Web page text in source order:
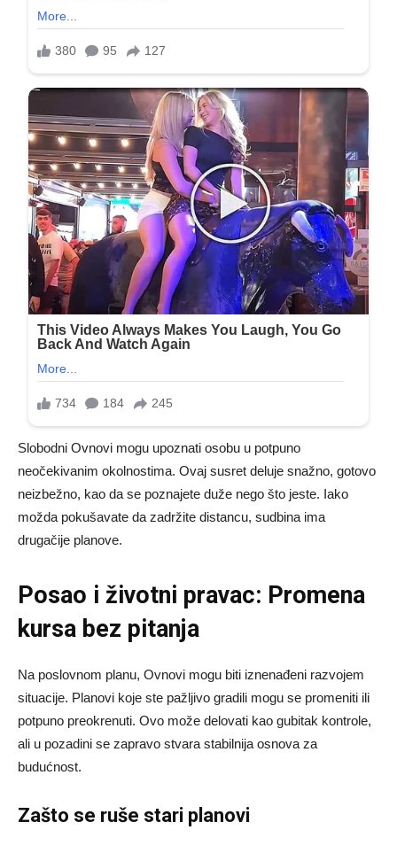
Slobodni Ovnovi mogu upoznati osobu u potpuno
neočekivanim okolnostima. Ovaj susret deluje snažno, gotovo
neizbežno, kao da se poznajete duže nego što jeste. Iako
možda pokušavate da zadržite distancu, sudbina ima
drugačije planove.
Posao i životni pravac: Promena
kursa bez pitanja
Na poslovnom planu, Ovnovi mogu biti iznenađeni razvojem
situacije. Planovi koje ste pažljivo gradili mogu se promeniti ili
potpuno preokrenuti. Ovo može delovati kao gubitak kontrole,
ali u pozadini se zapravo stvara stabilnija osnova za
budućnost.
Zašto se ruše stari planovi